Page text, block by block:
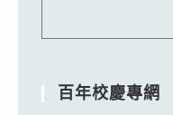
百年校慶專網